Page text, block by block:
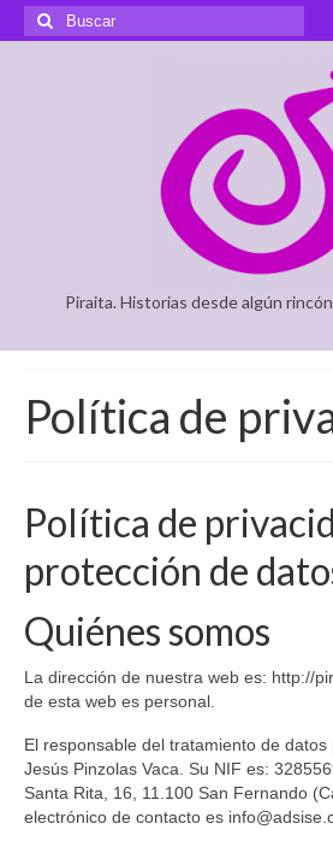
Buscar
por:
Piraita. Historias desde algún
Política de
Política de
protección de
Quiénes somos
La dirección de nuestra web es: http://
de esta web es personal.
El responsable del tratamiento de datos
Jesús Pinzolas Vaca. Su NIF es:
Santa Rita, 16, 11.100 San Fernando
electrónico de contacto es